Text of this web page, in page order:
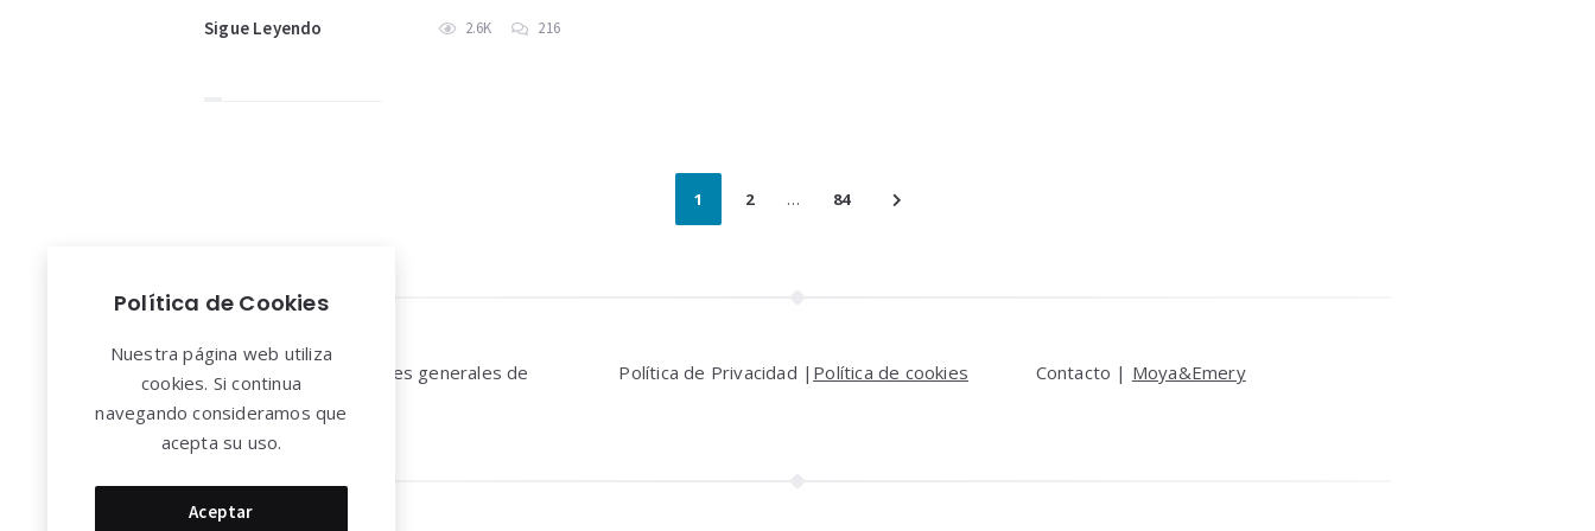
Sigue Leyendo 2.6K 216
1 2 … 84
Widgets
Aviso legal y Condiciones generales de
uso
Política de Privacidad | Política de cookies Contacto | Moya&Emery
Política de Cookies
Nuestra página web utiliza
cookies. Si continua
navegando consideramos que
acepta su uso.
Aceptar